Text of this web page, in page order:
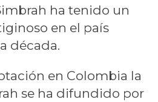
ha tenido un
en el país
década.
en Colombia la
se ha difundido por